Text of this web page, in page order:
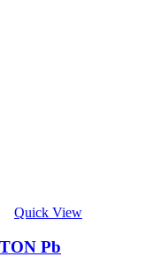
Quick View
Pb